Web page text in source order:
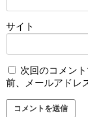
サイト
次回のコメン
前、メールアドレ